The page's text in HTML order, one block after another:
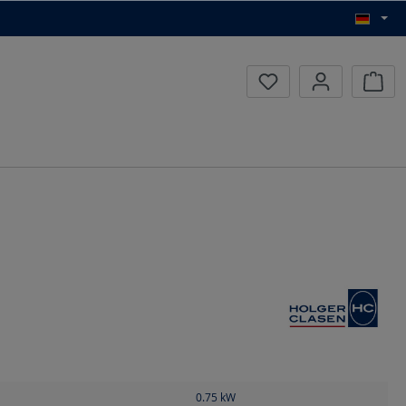
0.75 kW